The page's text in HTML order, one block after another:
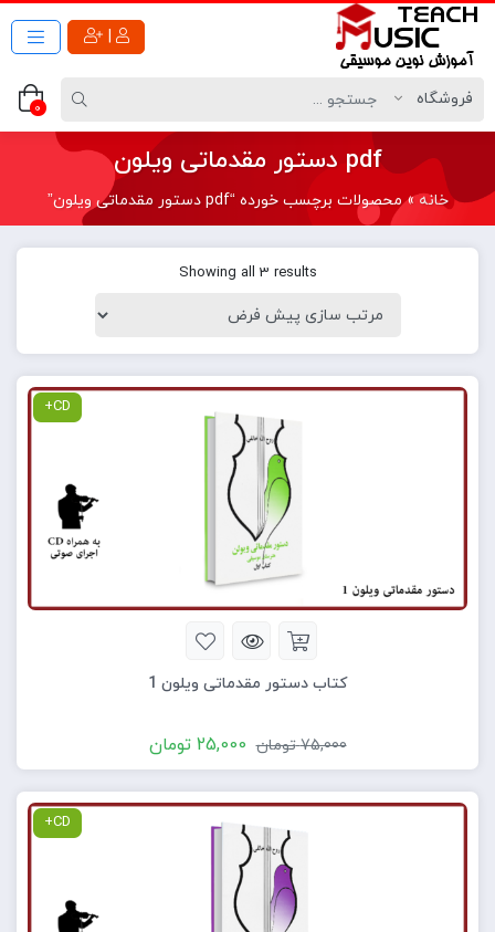
0
pdf دستور مقدماتی ویلون
خانه»محصولات برچسب خورده “pdf دستور مقدماتی ویلون”
Showing all 3 results
CD+
کتاب دستور مقدماتی ویلون 1
75,000 تومان 25,000 تومان
CD+